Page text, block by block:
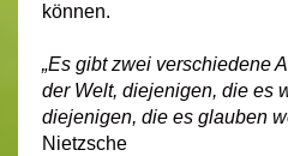
können.
„Es gibt zwei verschiedene
der Welt, diejenigen, die es
diejenigen, die es glauben
Nietzsche